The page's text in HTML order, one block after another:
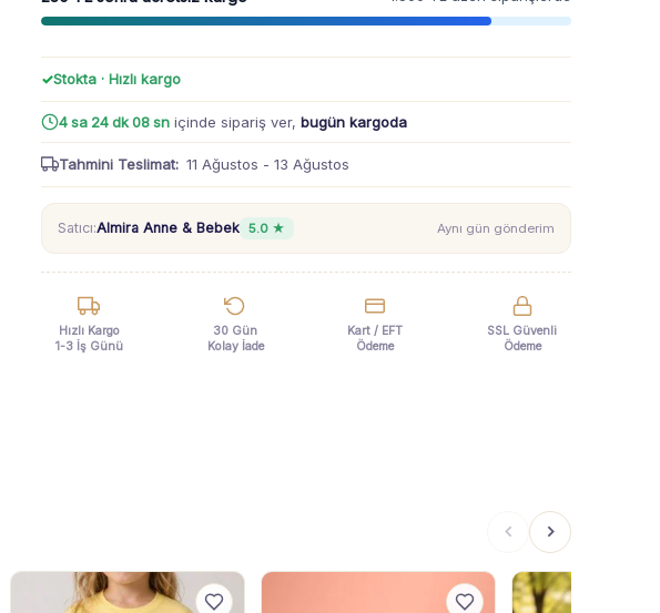
Stokta · Hızlı kargo
Tahmini Teslimat: 11 Ağustos - 13 Ağustos
adet
4 sa 24 dk 06 sniçinde sipariş ver, bugün kargoda
Satıcı:Almira Anne & Bebek 5.0 ★ Aynı gün gönderim
Hızlı Kargo
1-3 İş Günü
30 Gün
Kolay İade
Kart / EFT
Ödeme
SSL Güvenli
Ödeme